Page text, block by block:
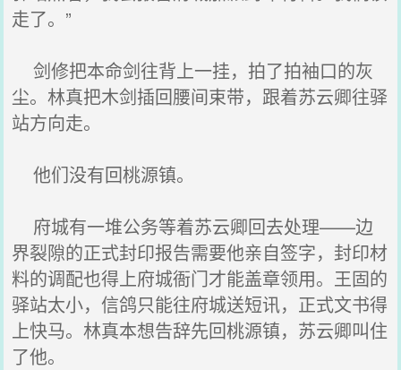
走了。”
剑修把本命剑往背上一挂，拍了拍袖口的灰
尘。林真把木剑插回腰间束带，跟着苏云卿往驿
站方向走。
他们没有回桃源镇。
府城有一堆公务等着苏云卿回去处理——边
界裂隙的正式封印报告需要他亲自签字，封印材
料的调配也得上府城衙门才能盖章领用。王固的
驿站太小，信鸽只能往府城送短讯，正式文书得
上快马。林真本想告辞先回桃源镇，苏云卿叫住
了他。